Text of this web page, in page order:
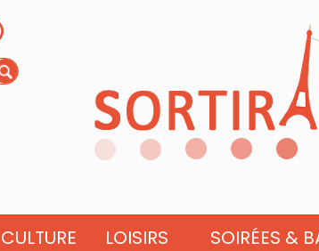
CULTURE LOISIRS SOIRÉES &